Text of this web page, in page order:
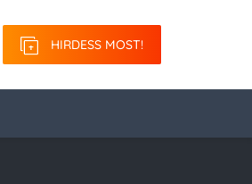
HIRDESS MOST!